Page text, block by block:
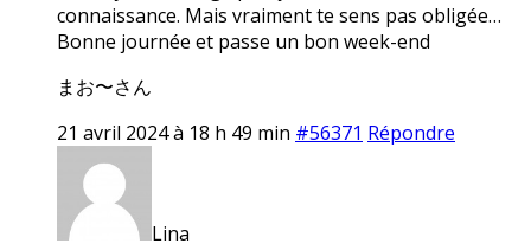
connaissance. Mais vraiment te sens pas obligée…
Bonne journée et passe un bon week-end
まお〜さん
21 avril 2024 à 18 h 49 min #56371 Répondre
Lina